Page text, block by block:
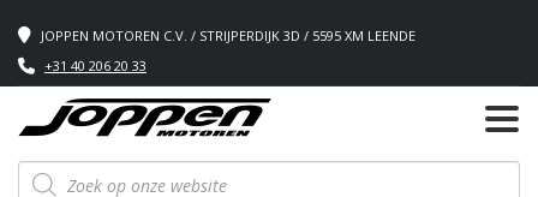
JOPPEN MOTOREN C.V. / STRIJPERDIJK 3D / 5595 XM LEENDE
+31 40 206 20 33
Producten
zoeken